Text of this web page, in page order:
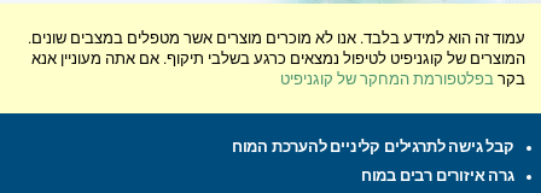
עמוד זה הוא למידע בלבד. אנו לא מוכרים מוצרים אשר מטפלים במצבים שונים.
המוצרים של קוגניפיט לטיפול נמצאים כרגע בשלבי תיקוף. אם אתה מעוניין אנא
בקרבפלטפורמת המחקר של קוגניפיט
קבל גישה לתרגילים קליניים להערכת המוח
גרה איזורים רבים במוח